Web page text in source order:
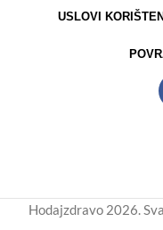
USLOVI
Hodajzdravo 2026.